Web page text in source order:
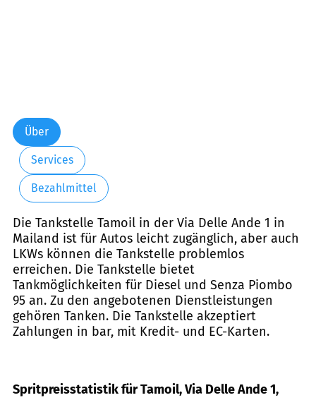
Über
Services
Bezahlmittel
Die Tankstelle Tamoil in der Via Delle Ande 1 in
Mailand ist für Autos leicht zugänglich, aber auch
LKWs können die Tankstelle problemlos
erreichen. Die Tankstelle bietet
Tankmöglichkeiten für Diesel und Senza Piombo
95 an. Zu den angebotenen Dienstleistungen
gehören Tanken. Die Tankstelle akzeptiert
Zahlungen in bar, mit Kredit- und EC-Karten.
Spritpreisstatistik für Tamoil, Via Delle Ande 1,